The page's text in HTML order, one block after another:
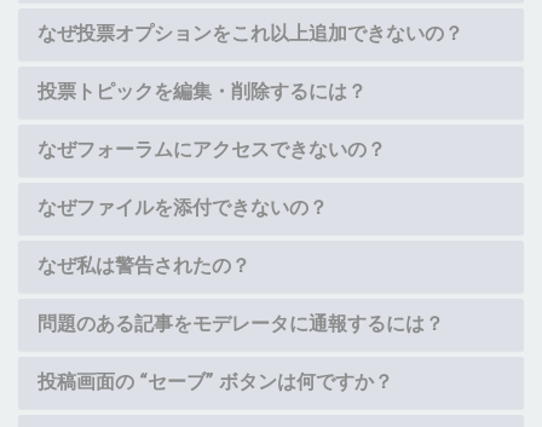
なぜ投票オプションをこれ以上追加できないの？
投票トピックを編集・削除するには？
なぜフォーラムにアクセスできないの？
なぜファイルを添付できないの？
なぜ私は警告されたの？
問題のある記事をモデレータに通報するには？
投稿画面の “セーブ” ボタンは何ですか？